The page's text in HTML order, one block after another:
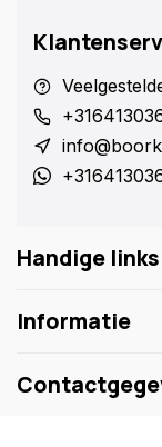
Handige links
Informatie